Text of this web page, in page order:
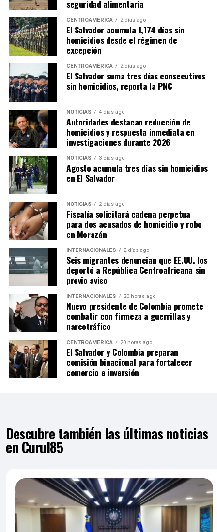
seguridad alimentaria
CENTROAMÉRICA 2 días ago
El Salvador acumula 1,174 días sin
homicidios desde el régimen de
excepción
CENTROAMÉRICA 2 días ago
El Salvador suma tres días consecutivos
sin homicidios, reporta la PNC
NOTICIAS 4 días ago
Autoridades destacan reducción de
homicidios y respuesta inmediata en
investigaciones durante 2026
NOTICIAS 3 días ago
Agosto acumula tres días sin homicidios
en El Salvador
NOTICIAS 2 días ago
Fiscalía solicitará cadena perpetua
para dos acusados de homicidio y robo
en Morazán
INTERNACIONALES 2 días ago
Seis migrantes denuncian que EE.UU. los
deportó a República Centroafricana sin
previo aviso
INTERNACIONALES 20 horas ago
Nuevo presidente de Colombia promete
combatir con firmeza a guerrillas y
narcotráfico
CENTROAMÉRICA 20 horas ago
El Salvador y Colombia preparan
comisión binacional para fortalecer
comercio e inversión
Descubre también las últimas noticias
en Curul85